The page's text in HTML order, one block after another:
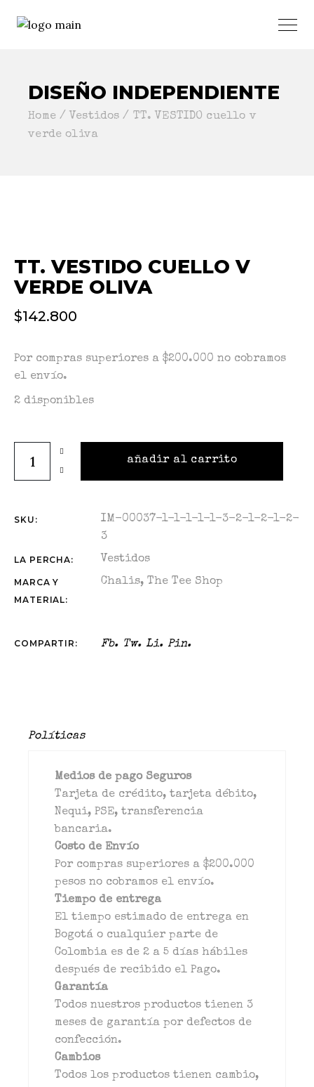
DISEÑO INDEPENDIENTE
Home Vestidos
TT. VESTIDO cuello v
verde oliva
TT. VESTIDO CUELLO V
VERDE OLIVA
$142.800
Por compras superiores a $200.000 no cobramos
el envío.
2 disponibles
TT. VESTIDO cuello v verde oliva quantity
añadir al carrito
SKU:
IM-00037-1-1-1-1-1-3-2-1-2-1-2-
3
LA PERCHA: Vestidos
MARCA Y
MATERIAL:
Chalis,The Tee Shop
COMPARTIR: Fb. Tw. Li. Pin.
Políticas
Medios de pago Seguros
Tarjeta de crédito, tarjeta débito,
Nequi, PSE, transferencia
bancaria.
Costo de Envío
Por compras superiores a $200.000
pesos no cobramos el envío.
Tiempo de entrega
El tiempo estimado de entrega en
Bogotá o cualquier parte de
Colombia es de 2 a 5 días hábiles
después de recibido el Pago.
Garantía
Todos nuestros productos tienen 3
meses de garantía por defectos de
confección.
Cambios
Todos los productos tienen cambio,